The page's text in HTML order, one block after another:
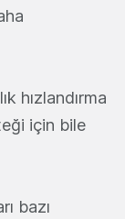
hızlandırma
için bile
bazı